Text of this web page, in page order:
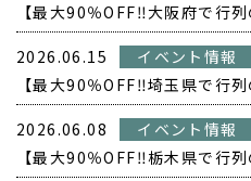
2026.06.15
イベント情報
2026.06.08
イベント情報